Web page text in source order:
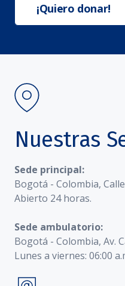
¡Quiero donar!
Nuestras
Sede principal:
Bogotá - Colombia,
Abierto 24 horas.
Sede ambulatorio:
Bogotá - Colombia, Av.
Lunes a viernes: 06:00